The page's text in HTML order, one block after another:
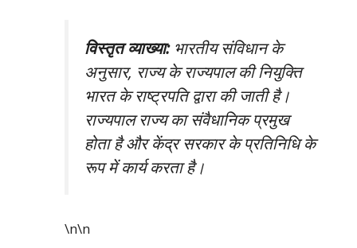
विस्तृत व्याख्या:भारतीय संविधान के
अनुसार, राज्य के राज्यपाल की नियुक्ति
भारत के राष्ट्रपति द्वारा की जाती है।
राज्यपाल राज्य का संवैधानिक प्रमुख
होता है और केंद्र सरकार के प्रतिनिधि के
रूप में कार्य करता है।
\n\n